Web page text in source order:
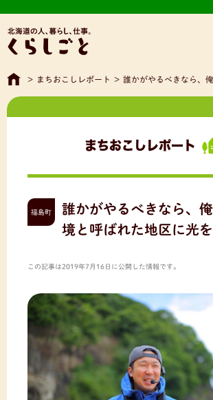
> まちおこしレポート > 誰かがやるべきなら、俺がや
まちおこしレポート
福島町
誰かがやるべきなら、
境と呼ばれた地区に光
この記事は2019年7月16日に公開した情報です。